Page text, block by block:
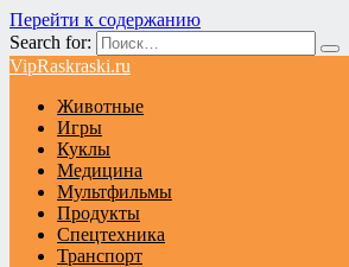
Перейти к содержанию
Search for:
VipRaskraski.ru
Животные
Игры
Куклы
Медицина
Мультфильмы
Продукты
Спецтехника
Транспорт